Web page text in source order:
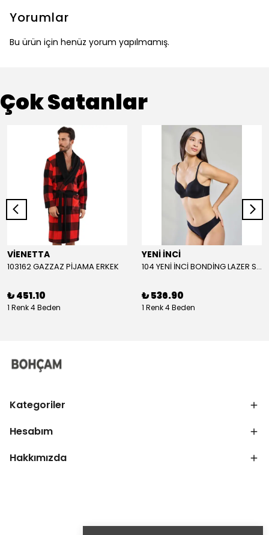
Yorumlar
Bu ürün için henüz yorum yapılmamış.
Çok Satanlar
VİENETTA
103162 GAZZAZ PİJAMA ERKEK
₺ 451.10
1 Renk 4 Beden
YENİ İNCİ
104 YENİ İNCİ BONDİNG LAZER SÜTYEN KADIN
₺ 536.90
1 Renk 4 Beden
Kategoriler
Hesabım
Hakkımızda